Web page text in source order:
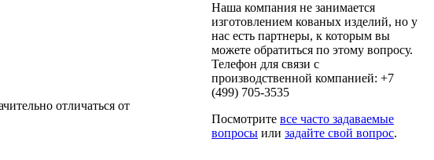
отличаться от
Наша компания не занимается
изготовлением кованых изделий, но у
нас есть партнеры, к которым вы
можете обратиться по этому вопросу.
Телефон для связи с
производственной компанией: +7
(499) 705-3535
Посмотрите все часто задаваемые
вопросы или задайте свой вопрос.